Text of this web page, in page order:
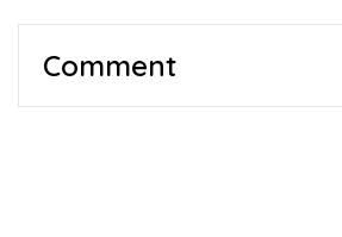
Comment